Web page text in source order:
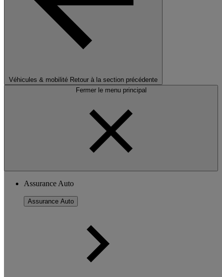
Véhicules & mobilité Retour à la section précédente
Fermer le menu principal
Assurance Auto
Assurance Auto